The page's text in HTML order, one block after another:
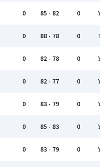
0 85 - 82 0
0 88 - 78 0
0 82 - 78 0
0 82 - 77 0
0 83 - 79 0
0 85 - 83 0
0 83 - 79 0